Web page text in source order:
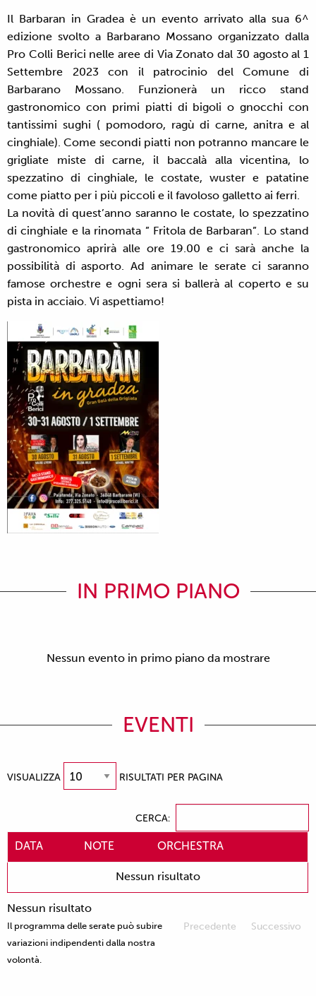
Il Barbaran in Gradea è un evento arrivato alla sua 6^
edizione svolto a Barbarano Mossano organizzato dalla
Pro Colli Berici nelle aree di Via Zonato dal 30 agosto al 1
Settembre 2023 con il patrocinio del Comune di
Barbarano Mossano. Funzionerà un ricco stand
gastronomico con primi piatti di bigoli o gnocchi con
tantissimi sughi ( pomodoro, ragù di carne, anitra e al
cinghiale). Come secondi piatti non potranno mancare le
grigliate miste di carne, il baccalà alla vicentina, lo
spezzatino di cinghiale, le costate, wuster e patatine
come piatto per i più piccoli e il favoloso galletto ai ferri.
La novità di quest’anno saranno le costate, lo spezzatino
di cinghiale e la rinomata ” Fritola de Barbaran”. Lo stand
gastronomico aprirà alle ore 19.00 e ci sarà anche la
possibilità di asporto. Ad animare le serate ci saranno
famose orchestre e ogni sera si ballerà al coperto e su
pista in acciaio. Vi aspettiamo!
IN PRIMO PIANO
Nessun evento in primo piano da mostrare
EVENTI
VISUALIZZA RISULTATI PER PAGINA
CERCA:
DATA NOTE ORCHESTRA
Nessun risultato
Nessun risultato
Precedente Successivo
Il programma delle serate può subire
variazioni indipendenti dalla nostra
volontà.